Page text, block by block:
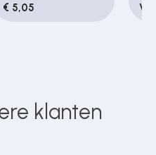
€ 5,05
klanten